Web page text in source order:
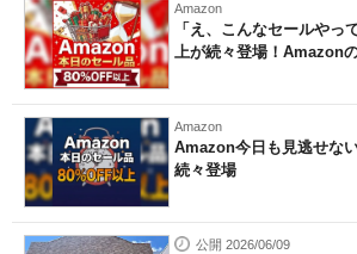
モノづくり技術者専門サイト
エレクトロニクス専門サイト
電子設計の基本と応用
エネルギーの専門メディア
建設×テクノロジーの最前線
Amazon
「え、こんなセールやっ
上が続々登場！Amazon
Amazon
Amazon今日も見逃せな
続々登場
公開 2026/06/09